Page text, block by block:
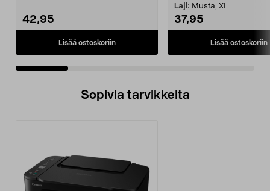
42,95
Lisää ostoskoriin
Laji: Musta, XL
37,95
Lisää ostoskoriin
Sopivia tarvikkeita